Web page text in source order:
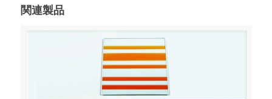
関連製品